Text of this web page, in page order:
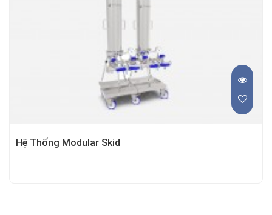
Hệ Thống Modular Skid